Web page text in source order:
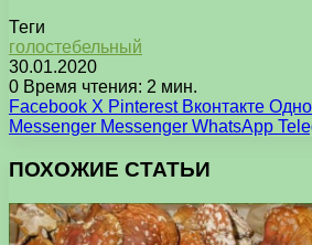
Теги
голостебельный
30.01.2020
0 Время чтения: 2 мин.
Facebook X Pinterest Вконтакте
Messenger Messenger WhatsApp
ПОХОЖИЕ СТАТЬИ